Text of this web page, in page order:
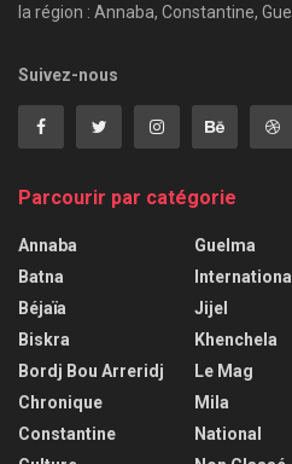
la région : Annaba, Constantine,
Suivez-nous
Parcourir par catégorie
Annaba
Batna
Béjaïa
Biskra
Bordj Bou Arreridj
Chronique
Constantine
Guelma
Jijel
Khenchela
Le Mag
Mila
National